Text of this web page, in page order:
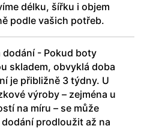
délku, šířku i objem
podle vašich potřeb.
dodání - Pokud boty
skladem, obvyklá doba
je přibližně 3 týdny. U
výroby – zejména u
na míru – se může
prodloužit až na